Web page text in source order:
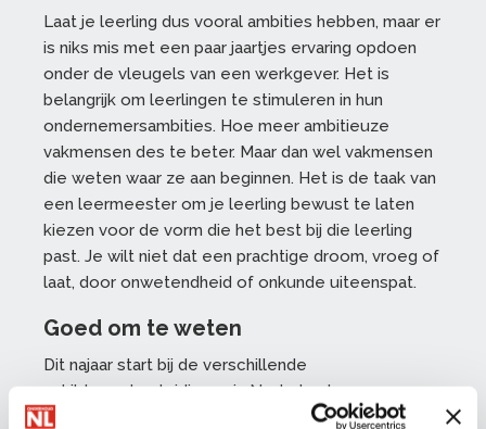
Laat je leerling dus vooral ambities hebben, maar er
is niks mis met een paar jaartjes ervaring opdoen
onder de vleugels van een werkgever. Het is
belangrijk om leerlingen te stimuleren in hun
ondernemersambities. Hoe meer ambitieuze
vakmensen des te beter. Maar dan wel vakmensen
die weten waar ze aan beginnen. Het is de taak van
een leermeester om je leerling bewust te laten
kiezen voor de vorm die het best bij die leerling
past. Je wilt niet dat een prachtige droom, vroeg of
laat, door onwetendheid of onkunde uiteenspat.
Goed om te weten
Dit najaar start bij de verschillende
schildersvakopleidingen in Nederland, voor
leerlingen, de workshop ‘Wie is de Baas?’. Daarin